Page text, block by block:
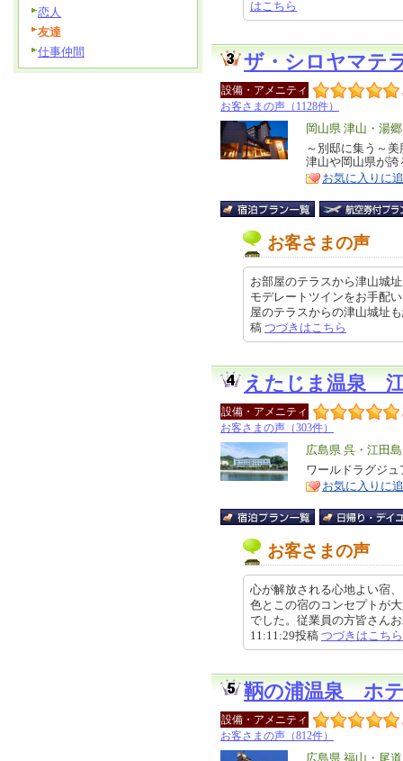
はこちら
ザ・シロヤマテ
設備・アメニティ
お客さまの声（1128件）
エ
リ
ア
岡山県 津山・湯
特
徴
～別邸に集う～
津山や岡山県が
お気に入りに
お客さまの声
お部屋のテラスから津山城
モデレートツインをお手配
屋のテラスからの津山城址
稿 つづきはこちら
えたじま温泉
設備・アメニティ
お客さまの声（303件）
エ
リ
ア
広島県 呉・江田島
特
徴
ワールドラグジ
お気に入りに
お客さまの声
心が解放される心地よい宿
色とこの宿のコンセプトが
でした。従業員の方皆さん
11:11:29投稿 つづきはこちら
鞆の浦温泉 ホ
設備・アメニティ
お客さまの声（812件）
広島県 福山・尾
恋人
友達
仕事仲間